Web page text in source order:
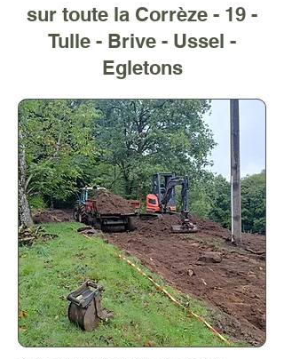
sur toute la Corrèze - 19 -
Tulle - Brive - Ussel -
Egletons